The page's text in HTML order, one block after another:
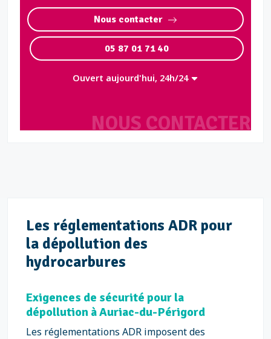
NOUS CONTACTER
Nous contacter
05 87 01 71 40
Ouvert aujourd'hui, 24h/24
Les réglementations ADR pour
la dépollution des
hydrocarbures
Exigences de sécurité pour la
dépollution à Auriac-du-Périgord
Les réglementations ADR imposent des